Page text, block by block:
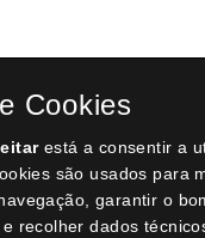
toalhetes de mão zig
toalhetes de mão zig zag
Cookies
está a consentir a
são usados para
garantir o
recolher dados